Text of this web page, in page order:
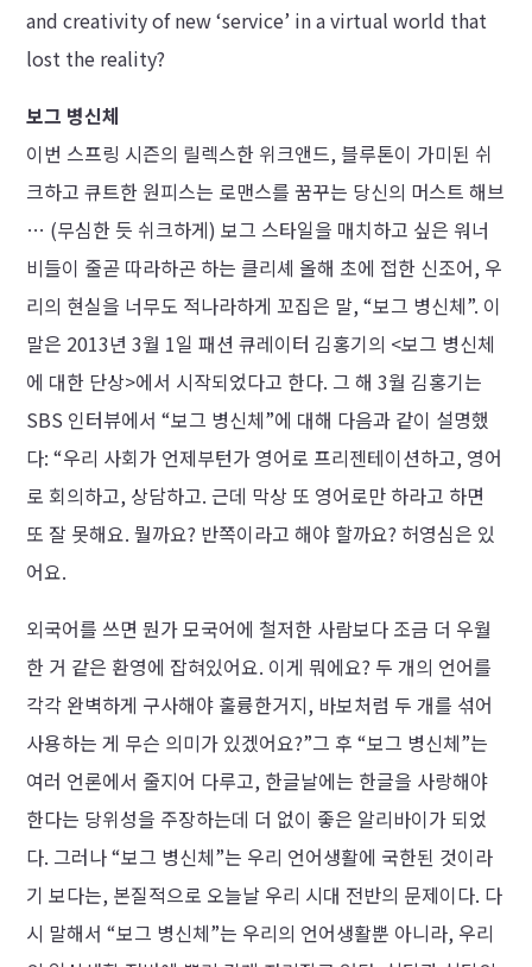
and creativity of new ‘service’ in a virtual world that
lost the reality?
보그 병신체
이번 스프링 시즌의 릴렉스한 위크앤드, 블루톤이 가미된 쉬
크하고 큐트한 원피스는 로맨스를 꿈꾸는 당신의 머스트 해브
… (무심한 듯 쉬크하게) 보그 스타일을 매치하고 싶은 워너
비들이 줄곧 따라하곤 하는 클리셰 올해 초에 접한 신조어, 우
리의 현실을 너무도 적나라하게 꼬집은 말, “보그 병신체”. 이
말은 2013년 3월 1일 패션 큐레이터 김홍기의 <보그 병신체
에 대한 단상>에서 시작되었다고 한다. 그 해 3월 김홍기는
SBS 인터뷰에서 “보그 병신체”에 대해 다음과 같이 설명했
다: “우리 사회가 언제부턴가 영어로 프리젠테이션하고, 영어
로 회의하고, 상담하고. 근데 막상 또 영어로만 하라고 하면
또 잘 못해요. 뭘까요? 반쪽이라고 해야 할까요? 허영심은 있
어요.
외국어를 쓰면 뭔가 모국어에 철저한 사람보다 조금 더 우월
한 거 같은 환영에 잡혀있어요. 이게 뭐에요? 두 개의 언어를
각각 완벽하게 구사해야 훌륭한거지, 바보처럼 두 개를 섞어
사용하는 게 무슨 의미가 있겠어요?”그 후 “보그 병신체”는
여러 언론에서 줄지어 다루고, 한글날에는 한글을 사랑해야
한다는 당위성을 주장하는데 더 없이 좋은 알리바이가 되었
다. 그러나 “보그 병신체”는 우리 언어생활에 국한된 것이라
기 보다는, 본질적으로 오늘날 우리 시대 전반의 문제이다. 다
시 말해서 “보그 병신체”는 우리의 언어생활뿐 아니라, 우리